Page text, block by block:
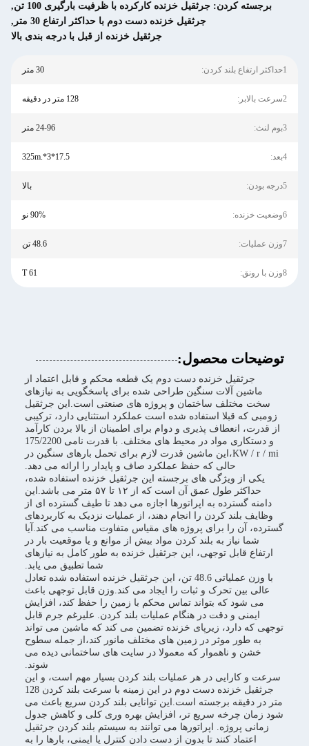
برجسته کردن: جرثقیل خزنده کارکرده با ظرفیت بارگیری 100 تن
,
جرثقیل خزنده دست دوم با حداکثر ارتفاع 30 متر
,
جرثقیل خزنده از قبل با درجه بندی بالا
1حداکثر ارتفاع بلند کردن: 30 متر
2سرعت بالابر: 128 متر در دقیقه
3بوم لنث: 24-96 متر
4بعد: 17.5*3*.325m
5درجه بودن: بالا
6وضعیت خزنده: 90% نو
7وزن عملیات: 48.6 تن
8وزن با رونق: 61 T
توضیحات محصول:
جرثقیل خزنده دست دوم یک قطعه محکم و قابل اعتماد از
ماشین آلات سنگین طراحی شده برای پاسخگویی به نیازهای
سخت مختلف ساختمان و پروژه های صنعتی است.این جرثقیل
زومبی که قبلا استفاده شده است عملکرد استثنایی دارد، ترکیبی
از قدرت، انعطاف پذیری و دوام برای اطمینان از بالا بردن کارآمد
و دستکاری مواد در محیط های مختلف. با قدرت نامی 175/2200
KW / r / mi،این ماشین قدرت لازم برای تحمل بارهای سنگین در
حالی که حفظ عملکرد صاف و پایدار را ارائه می دهد.
یکی از ویژگی های برجسته این جرثقیل خزنده استفاده شده،
حداکثر طول عمق آن است که از ۱۲ تا ۵۷ متر می باشد.این
دامنه گسترده به اپراتورها اجازه می دهد تا طیف گسترده ای از
وظایف بلند کردن را انجام دهند، از عملیات نزدیک به کاربردهای
گسترده، آن را برای پروژه های مقیاس متفاوت مناسب می کند.آیا
شما نیاز به بلند کردن مواد بیش از موانع و یا موقعیت بار در
ارتفاع قابل توجهی، این جرثقیل خزنده به طور کامل به نیازهای
شما تطبیق می یابد.
با وزن عملیاتی 48.6 تن، این جرثقیل خزنده استفاده شده تعادل
عالی بین تحرک و ثبات را ایجاد می کند.وزن قابل توجهی باعث
می شود که بتواند تماس محکم با زمین را حفظ کند، افزایش
ایمنی و دقت در هنگام عملیات بلند کردن. علیرغم جرم قابل
توجهی که دارد، زیرپای خزنده تضمین می کند که ماشین می تواند
به طور موثر در زمین های مختلف مانور کند،از جمله سطوح
خشن و ناهموار که معمولا در سایت های ساختمانی دیده می
شوند.
سرعت و کارایی در هر عملیات بلند کردن بسیار مهم است، و این
جرثقیل خزنده دست دوم در این زمینه با سرعت بلند کردن 128
متر در دقیقه برجسته است.این توانایی بلند کردن سریع باعث می
شود زمان چرخه سریع تر، افزایش بهره وری کلی و کاهش جدول
زمانی پروژه. اپراتورها می توانند به سیستم بلند کردن جرثقیل
اعتماد کنند تا بدون از دست دادن کنترل یا ایمنی، بارها را به